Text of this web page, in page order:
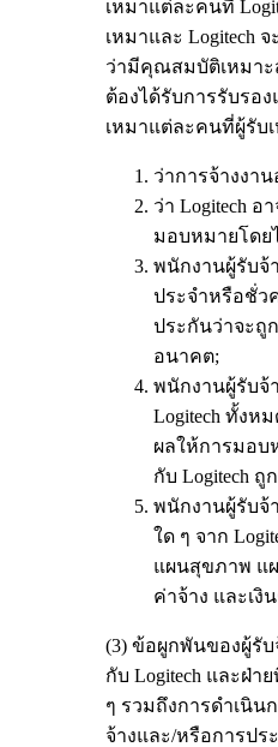
เหมาแต่ละคนที่
เหมาและ Logitech
ว่ามีคุณสมบัติเหมาะ
ต้องได้รับการรับรอ
เหมาแต่ละคนที่ผู้รับ
ว่าการจ้างงา
ว่า Logitech
มอบหมายโดย
พนักงานผู้รับจ้
ประจำหรือชั่ว
ประกันว่าจะถู
อนาคต;
พนักงานผู้รับจ้
Logitech ทั้งห
ผลให้การมอบ
กับ Logitech ถู
พนักงานผู้รับจ้
ใด ๆ จาก
แผนสุขภาพ แ
ค่าจ้าง และเงิ
(3) ข้อผูกพันของผู้รั
กับ Logitech และฝ่า
ๆ รวมถึงการดำเนิน
จ้างและ/หรือการปร